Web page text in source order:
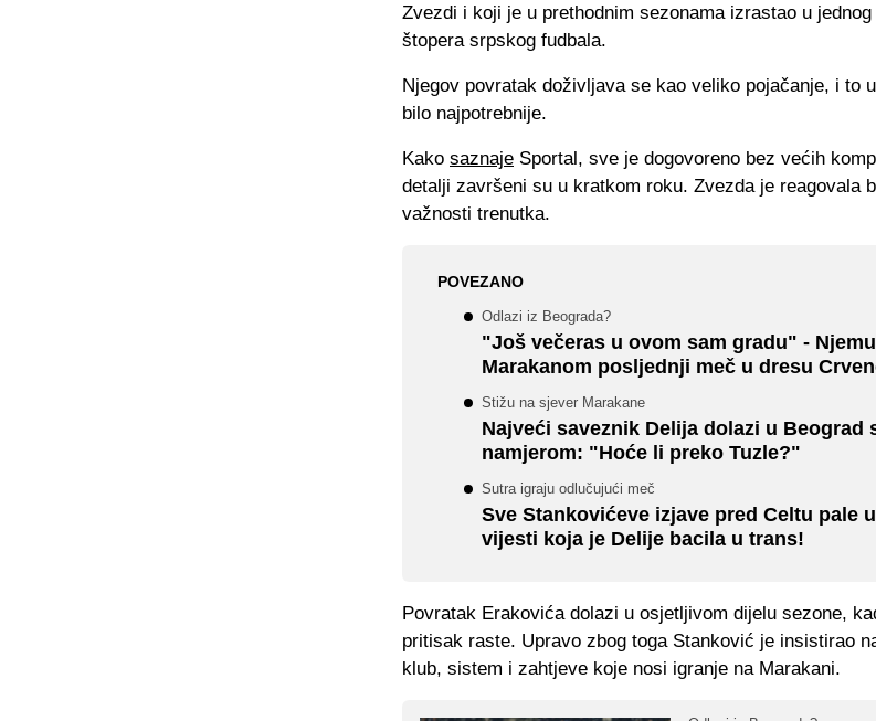
Zvezdi i koji je u prethodnim sezonama izrastao u
štopera srpskog fudbala.
Njegov povratak doživljava se kao veliko pojačanje, i to
bilo najpotrebnije.
Kako saznaje Sportal, sve je dogovoreno bez većih
detalji završeni su u kratkom roku. Zvezda je reagovala
važnosti trenutka.
POVEZANO
Odlazi iz Beograda?
"Još večeras u ovom sam gradu" -
Marakanom posljednji meč u dresu
Stižu na sjever Marakane
Najveći saveznik Delija dolazi u Beograd
namjerom: "Hoće li preko Tuzle?"
Sutra igraju odlučujući meč
Sve Stankovićeve izjave pred Celtu pale
vijesti koja je Delije bacila u trans!
Povratak Erakovića dolazi u osjetljivom dijelu sezone,
pritisak raste. Upravo zbog toga Stanković je insistirao
klub, sistem i zahtjeve koje nosi igranje na Marakani.